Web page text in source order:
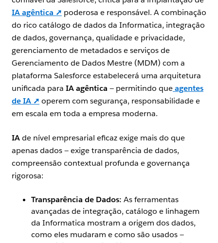
IA agêntica ➚ poderosa e responsável. A combinação
do rico catálogo de dados da Informatica, integração
de dados, governança, qualidade e privacidade,
gerenciamento de metadados e serviços de
Gerenciamento de Dados Mestre (MDM) com a
plataforma Salesforce estabelecerá uma arquitetura
unificada para IA agêntica — permitindo queagentes
de IA ➚ operem com segurança, responsabilidade e
em escala em toda a empresa moderna.
IAde nível empresarial eficaz exige mais do que
apenas dados — exige transparência de dados,
compreensão contextual profunda e governança
rigorosa:
Transparência de Dados: As ferramentas
avançadas de integração, catálogo e linhagem
da Informatica mostram a origem dos dados,
como eles mudaram e como são usados —